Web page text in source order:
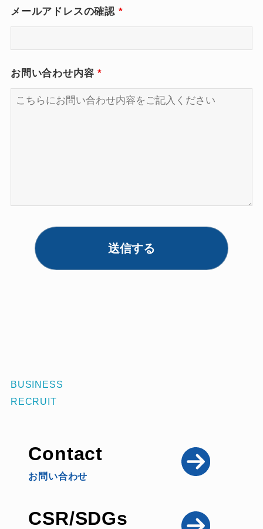
メールアドレスの確認 *
お問い合わせ内容*
BUSINESS
RECRUIT
Contact
お問い合わせ
CSR/SDGs